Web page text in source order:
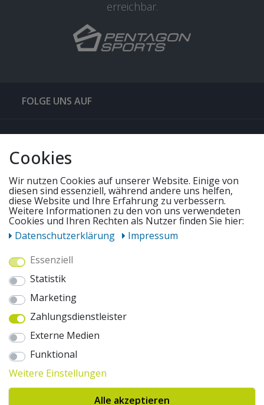
erreichbar.
FOLGE UNS AUF
QUICKLINKS & TIPPS
UNSERE ANGEBOTE
WIR VERSENDEN MIT
AUSZEICHNUNGEN & SICHERHEIT
© 2026 pentagonsports.de
Pentagon Sports GmbH & Co. KG
Daten­schutz­erklärung
Hinweise zur Batterieentsorgung
Cookies
Wir nutzen Cookies auf unserer Website. Einige von
diesen sind essenziell, während andere uns helfen,
diese Website und Ihre Erfahrung zu verbessern.
Weitere Informationen zu den von uns verwendeten
Cookies und Ihren Rechten als Nutzer finden Sie hier:
Daten­schutz­erklärung
Impressum
Essenziell
Statistik
Marketing
Zahlungsdienstleister
Externe Medien
Funktional
Weitere Einstellungen
Alle akzeptieren